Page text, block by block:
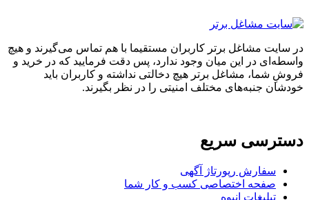
در سایت مشاغل برتر کاربران مستقیما با هم تماس می‌گیرند و هیچ
واسطه‌ای در این میان وجود ندارد، پس دقت فرمایید که در خرید و
فروشِ شما، مشاغل برتر هیچ دخالتی نداشته و کاربران باید
خودشان جنبه‌های مختلف امنیتی را در نظر بگیرند.
دسترسی سریع
سفارش رپورتاژ آگهی
صفحه اختصاصی کسب و کار شما
تبلیغات انبوه